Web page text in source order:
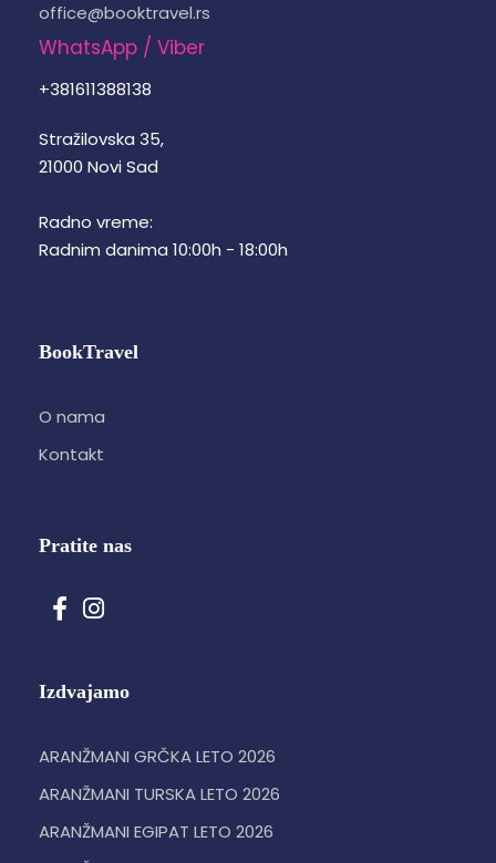
office@booktravel.rs
WhatsApp / Viber
+381611388138
Stražilovska 35,
21000 Novi Sad
Radno vreme:
Radnim danima 10:00h - 18:00h
BookTravel
O nama
Kontakt
Pratite nas
Izdvajamo
ARANŽMANI GRČKA LETO 2026
ARANŽMANI TURSKA LETO 2026
ARANŽMANI EGIPAT LETO 2026